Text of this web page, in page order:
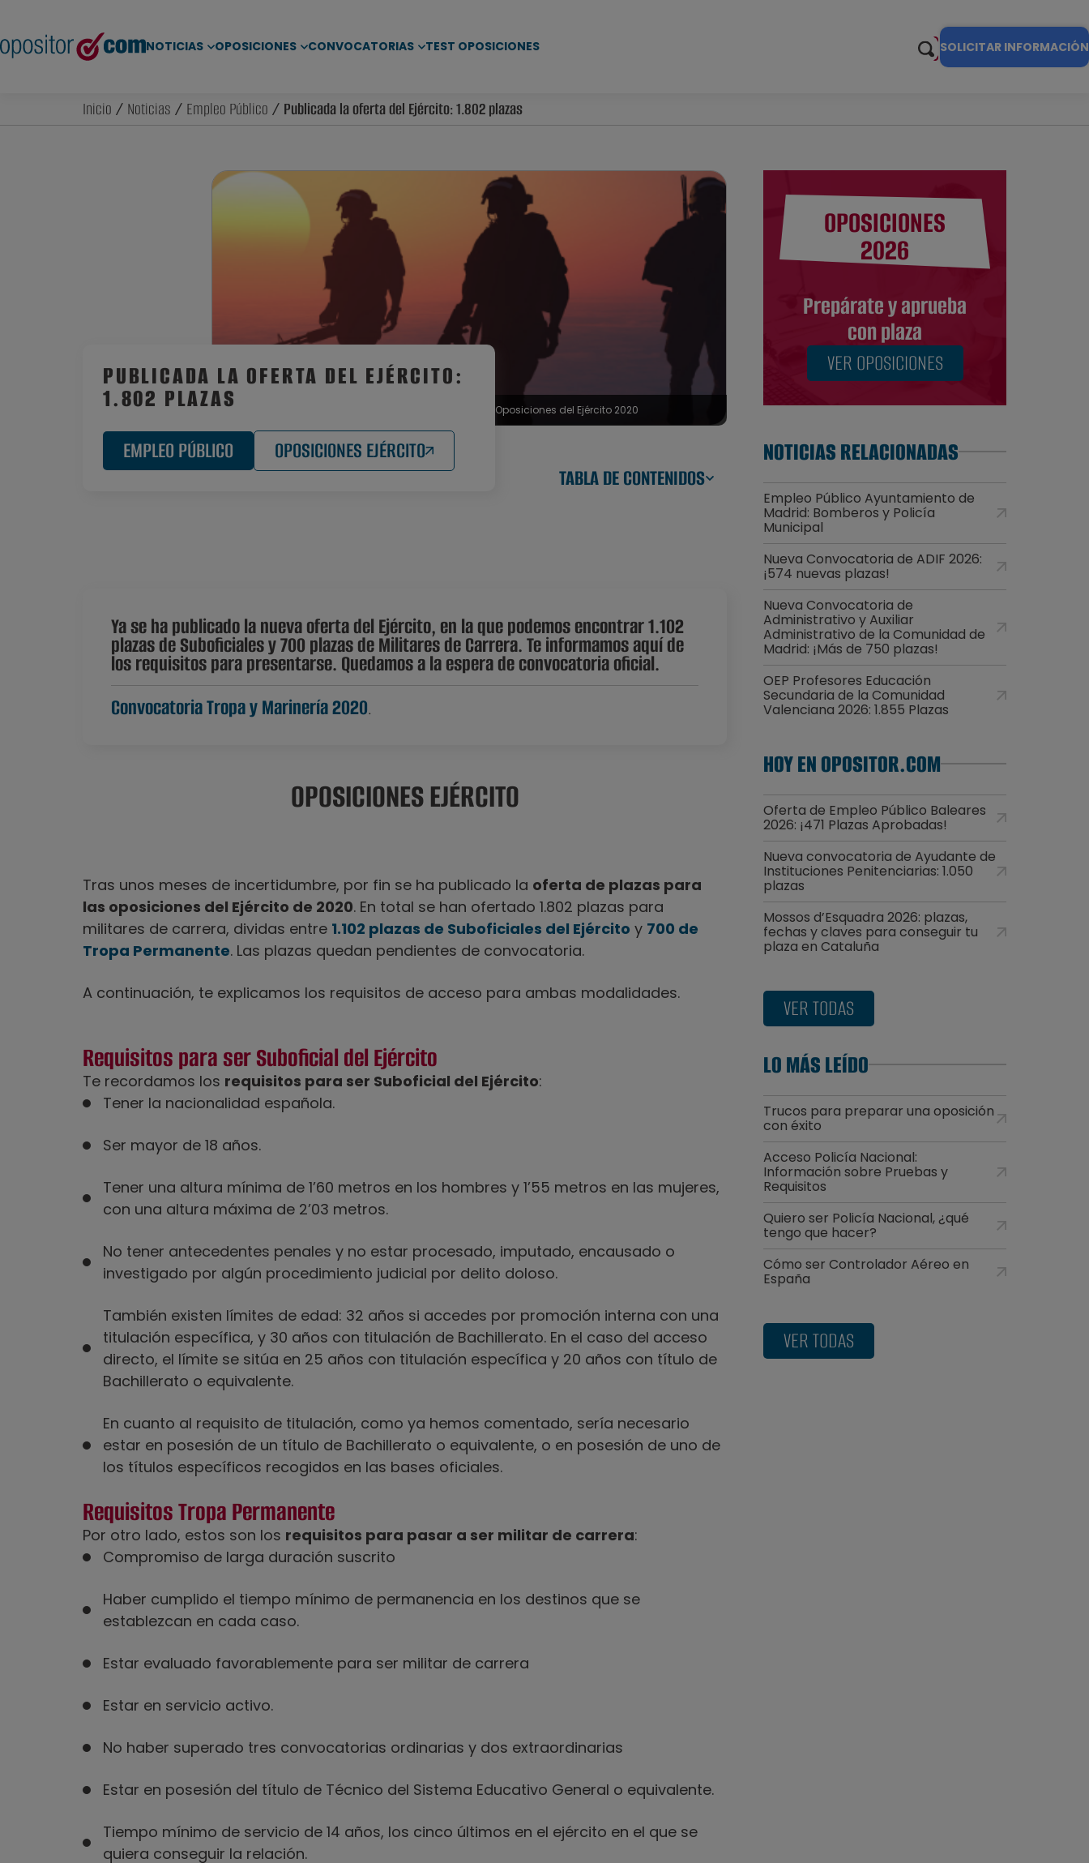
NOTICIAS OPOSICIONES CONVOCATORIAS TEST OPOSICIONES SOLICITAR INFORMACIÓN
Inicio / Noticias / Empleo Público / Publicada la oferta del Ejército: 1.802 plazas
Oposiciones del Ejército 2020
PUBLICADA LA OFERTA DEL EJÉRCITO:
1.802 PLAZAS
EMPLEO PÚBLICO
OPOSICIONES EJÉRCITO
TABLA DE CONTENIDOS
Ya se ha publicado la nueva oferta del Ejército, en la que podemos encontrar 1.102
plazas de Suboficiales y 700 plazas de Militares de Carrera. Te informamos aquí de
los requisitos para presentarse. Quedamos a la espera de convocatoria oficial.
Convocatoria Tropa y Marinería 2020.
OPOSICIONES EJÉRCITO
Tras unos meses de incertidumbre, por fin se ha publicado la oferta de plazas para
las oposiciones del Ejército de 2020. En total se han ofertado 1.802 plazas para
militares de carrera, dividas entre 1.102 plazas de Suboficiales del Ejército y 700 de
Tropa Permanente. Las plazas quedan pendientes de convocatoria.
A continuación, te explicamos los requisitos de acceso para ambas modalidades.
Requisitos para ser Suboficial del Ejército
Te recordamos los requisitos para ser Suboficial del Ejército:
Tener la nacionalidad española.
Ser mayor de 18 años.
Tener una altura mínima de 1’60 metros en los hombres y 1’55 metros en las mujeres,
con una altura máxima de 2’03 metros.
No tener antecedentes penales y no estar procesado, imputado, encausado o
investigado por algún procedimiento judicial por delito doloso.
También existen límites de edad: 32 años si accedes por promoción interna con una
titulación específica, y 30 años con titulación de Bachillerato. En el caso del acceso
directo, el límite se sitúa en 25 años con titulación específica y 20 años con título de
Bachillerato o equivalente.
En cuanto al requisito de titulación, como ya hemos comentado, sería necesario
estar en posesión de un título de Bachillerato o equivalente, o en posesión de uno de
los títulos específicos recogidos en las bases oficiales.
Requisitos Tropa Permanente
Por otro lado, estos son los requisitos para pasar a ser militar de carrera:
Compromiso de larga duración suscrito
Haber cumplido el tiempo mínimo de permanencia en los destinos que se
establezcan en cada caso.
Estar evaluado favorablemente para ser militar de carrera
Estar en servicio activo.
No haber superado tres convocatorias ordinarias y dos extraordinarias
Estar en posesión del título de Técnico del Sistema Educativo General o equivalente.
Tiempo mínimo de servicio de 14 años, los cinco últimos en el ejército en el que se
quiera conseguir la relación.
OPOSICIONES
2026
Prepárate y aprueba
con plaza
VER OPOSICIONES
NOTICIAS RELACIONADAS
Empleo Público Ayuntamiento de
Madrid: Bomberos y Policía
Municipal
Nueva Convocatoria de ADIF 2026:
¡574 nuevas plazas!
Nueva Convocatoria de
Administrativo y Auxiliar
Administrativo de la Comunidad de
Madrid: ¡Más de 750 plazas!
OEP Profesores Educación
Secundaria de la Comunidad
Valenciana 2026: 1.855 Plazas
HOY EN OPOSITOR.COM
Oferta de Empleo Público Baleares
2026: ¡471 Plazas Aprobadas!
Nueva convocatoria de Ayudante de
Instituciones Penitenciarias: 1.050
plazas
Mossos d’Esquadra 2026: plazas,
fechas y claves para conseguir tu
plaza en Cataluña
VER TODAS
LO MÁS LEÍDO
Trucos para preparar una oposición
con éxito
Acceso Policía Nacional:
Información sobre Pruebas y
Requisitos
Quiero ser Policía Nacional, ¿qué
tengo que hacer?
Cómo ser Controlador Aéreo en
España
VER TODAS